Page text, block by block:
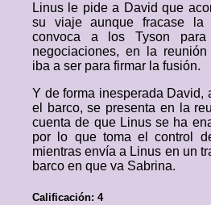
Linus le pide a David que
su viaje aunque fracase
convoca a los Tyson
negociaciones, en la
iba a ser para firmar la fusión.
Y de forma inesperada David,
el barco, se presenta en la
cuenta de que Linus se ha
por lo que toma el control
mientras envía a Linus en un
barco en que va Sabrina.
Calificación: 4